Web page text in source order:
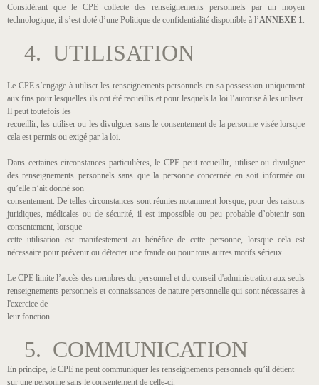
Considérant que le CPE collecte des renseignements personnels par un moyen
technologique, il s’est doté d’une Politique de confidentialité disponible à l’ANNEXE 1.
4. UTILISATION
Le CPE s’engage à utiliser les renseignements personnels en sa possession uniquement
aux fins pour lesquelles ils ont été recueillis et pour lesquels la loi l’autorise à les utiliser.
Il peut toutefois les
recueillir, les utiliser ou les divulguer sans le consentement de la personne visée lorsque
cela est permis ou exigé par la loi.
Dans certaines circonstances particulières, le CPE peut recueillir, utiliser ou divulguer
des renseignements personnels sans que la personne concernée en soit informée ou
qu’elle n’ait donné son
consentement. De telles circonstances sont réunies notamment lorsque, pour des raisons
juridiques, médicales ou de sécurité, il est impossible ou peu probable d’obtenir son
consentement, lorsque
cette utilisation est manifestement au bénéfice de cette personne, lorsque cela est
nécessaire pour prévenir ou détecter une fraude ou pour tous autres motifs sérieux.
Le CPE limite l’accès des membres du personnel et du conseil d'administration aux seuls
renseignements personnels et connaissances de nature personnelle qui sont nécessaires à
l'exercice de
leur fonction.
5. COMMUNICATION
En principe, le CPE ne peut communiquer les renseignements personnels qu’il détient
sur une personne sans le consentement de celle-ci.